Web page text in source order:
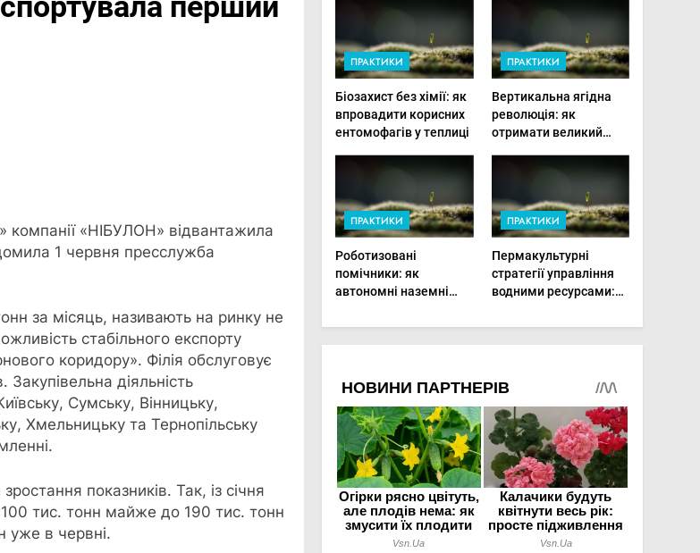
компанії «НІБУЛОН» відвантажила
1 червня пресслужба
за місяць, називають на ринку не
стабільного експорту
коридору». Філія обслуговує
діяльність
Сумську, Вінницьку,
Хмельницьку та Тернопільську
показників. Так, із січня
тис. тонн майже до 190 тис. тонн
уже в червні.
ПРАКТИКИ
Біозахист без хімії: як
впровадити корисних
ентомофагів у теплиці
ПРАКТИКИ
Вертикальна ягідна
революція: як
отримати великий
мінімальній площі
ПРАКТИКИ
Роботизовані
помічники: як
автономні наземні
догляд за органічними
овочами
ПРАКТИКИ
Пермакультурні
стратегії управління
водними ресурсами:
господарство стійким
до посухи